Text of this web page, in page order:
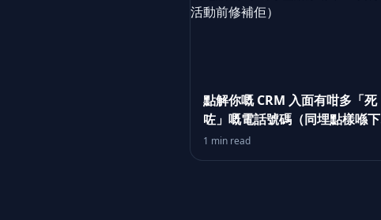
點解你嘅 CRM 入面有咁多「死
咗」嘅電話號碼（同埋點樣喺下
一次行銷活動前修補佢）
1 min read